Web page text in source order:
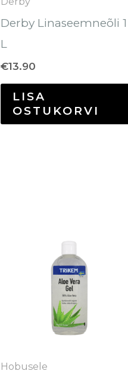
Derby Linaseemneõli 1
L
€13.90
LISA
OSTUKORVI
Hobusele